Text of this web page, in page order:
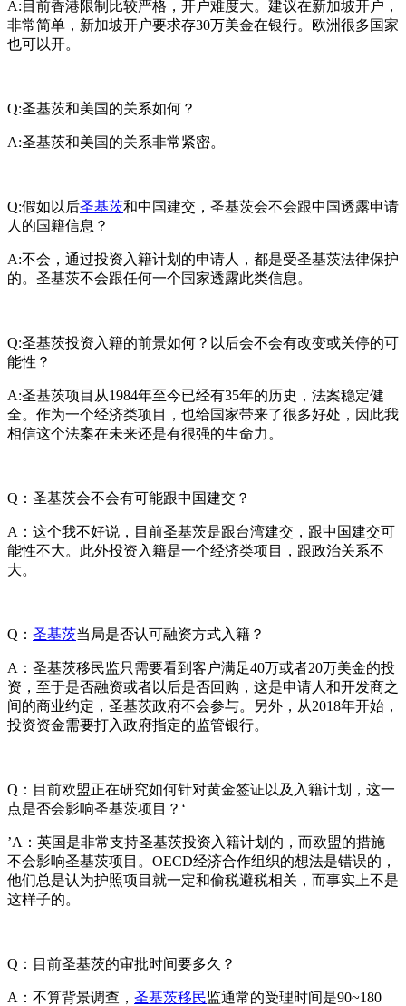
A:目前香港限制比较严格，开户难度大。建议在新加坡开户，
非常简单，新加坡开户要求存30万美金在银行。欧洲很多国家
也可以开。
Q:圣基茨和美国的关系如何？
A:圣基茨和美国的关系非常紧密。
Q:假如以后圣基茨和中国建交，圣基茨会不会跟中国透露申请
人的国籍信息？
A:不会，通过投资入籍计划的申请人，都是受圣基茨法律保护
的。圣基茨不会跟任何一个国家透露此类信息。
Q:圣基茨投资入籍的前景如何？以后会不会有改变或关停的可
能性？
A:圣基茨项目从1984年至今已经有35年的历史，法案稳定健
全。作为一个经济类项目，也给国家带来了很多好处，因此我
相信这个法案在未来还是有很强的生命力。
Q：圣基茨会不会有可能跟中国建交？
A：这个我不好说，目前圣基茨是跟台湾建交，跟中国建交可
能性不大。此外投资入籍是一个经济类项目，跟政治关系不
大。
Q： 圣基茨当局是否认可融资方式入籍？
A：圣基茨移民监只需要看到客户满足40万或者20万美金的投
资，至于是否融资或者以后是否回购，这是申请人和开发商之
间的商业约定，圣基茨政府不会参与。另外，从2018年开始，
投资资金需要打入政府指定的监管银行。
Q：目前欧盟正在研究如何针对黄金签证以及入籍计划，这一
点是否会影响圣基茨项目？‘
’A：英国是非常支持圣基茨投资入籍计划的，而欧盟的措施
不会影响圣基茨项目。OECD经济合作组织的想法是错误的，
他们总是认为护照项目就一定和偷税避税相关，而事实上不是
这样子的。
Q：目前圣基茨的审批时间要多久？
A：不算背景调查， 圣基茨移民监通常的受理时间是90~180